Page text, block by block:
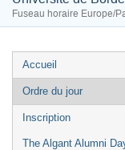
Fuseau horaire Europe/
Menu
de
l'événement
Accueil
Ordre du jour
Inscription
The Algant Alumni